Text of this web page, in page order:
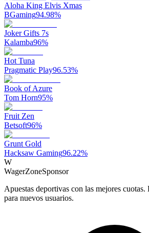
Aloha King Elvis Xmas
BGaming94.98%
Joker Gifts 7s
Kalamba96%
Hot Tuna
Pragmatic Play96.53%
Book of Azure
Tom Horn95%
Fruit Zen
Betsoft96%
Grunt Gold
Hacksaw Gaming96.22%
W
WagerZoneSponsor
Apuestas deportivas con las mejores
para nuevos usuarios.